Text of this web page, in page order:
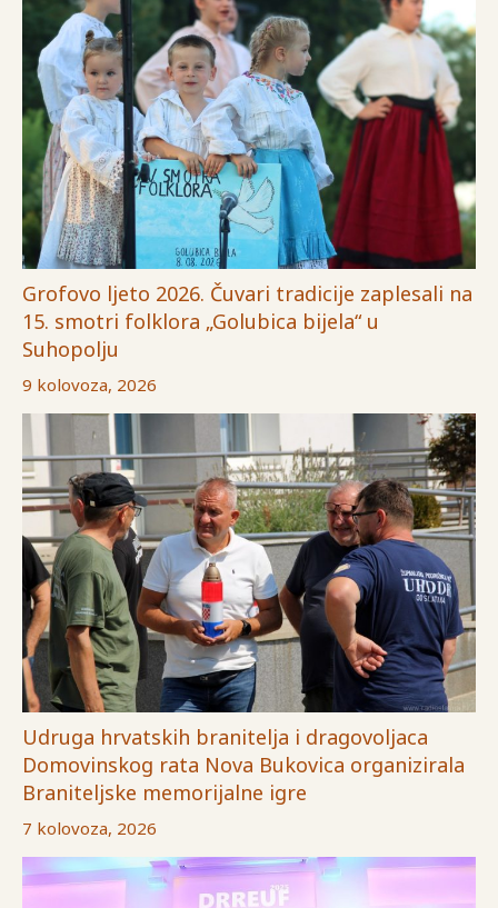
Grofovo ljeto 2026. Čuvari tradicije zaplesali na
15. smotri folklora „Golubica bijela“ u
Suhopolju
9 kolovoza, 2026
Udruga hrvatskih branitelja i dragovoljaca
Domovinskog rata Nova Bukovica organizirala
Braniteljske memorijalne igre
7 kolovoza, 2026